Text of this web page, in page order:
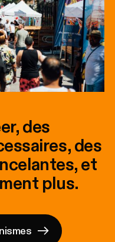
des
des
et
plus.